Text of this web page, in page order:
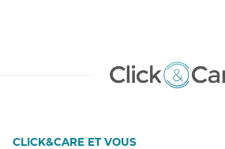
CLICK&CARE ET VOUS